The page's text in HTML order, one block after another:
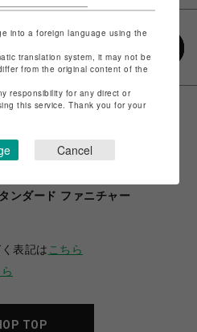
ンダード ファニチャー
表記は こちら
TOP
into a foreign language using the
translation system, it may not be
from the original content of the
responsibility for any direct or
this service. Thank you for your
Cancel